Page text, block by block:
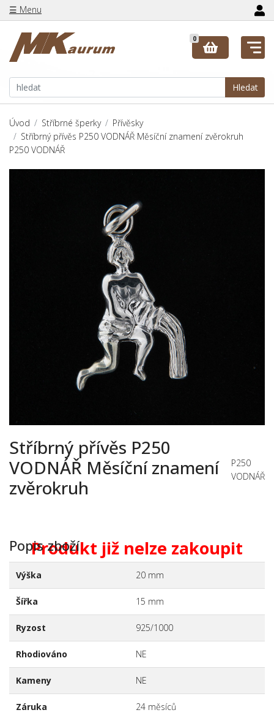
☰ Menu
Hledat
0
Úvod Stříbrné šperky
Přívěsky
Stříbrný přívěs P250 VODNÁŘ Měsíční znamení zvěrokruh
P250 VODNÁŘ
Stříbrný přívěs P250
VODNÁŘ Měsíční znamení
zvěrokruh
P250
VODNÁŘ
Produkt již nelze zakoupit
Popis zboží
Výška 20 mm
Šířka 15 mm
Ryzost 925/1000
Rhodiováno NE
Kameny NE
Záruka 24 měsíců